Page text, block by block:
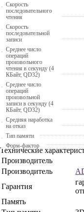
Скорость
последовательного
чтения
Скорость
последовательной
записи
Среднее число
операций
произвольного
чтения в секунду (4
КБайт, QD32)
Среднее число
операций
произвольной
записи в секунду (4
КБайт, QD32)
Средняя наработка
на отказ
Тип памяти
Форм-фактор
Технические
Производитель
Производитель
Гарантия
Память